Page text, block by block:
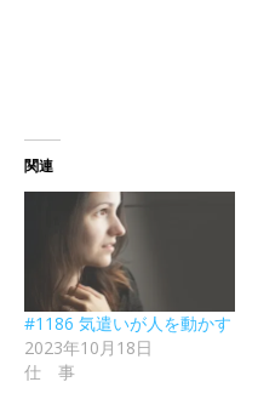
関連
#1186 気遣いが人を動かす
2023年10月18日
仕 事